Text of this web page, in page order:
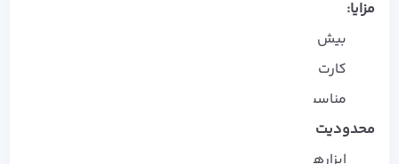
مزایا:
بیش از 400 رمزارز و اپلیکیشن قوی
کارت ویزا کریپتو و برنامه پاداش
مناسب تازه‌ کارها و تریدرهای فعال
محدودیت‌ ها: